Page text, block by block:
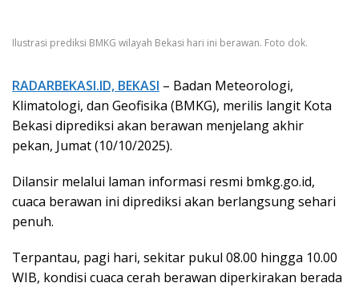
Ilustrasi prediksi BMKG wilayah Bekasi hari ini berawan. Foto dok.
RADARBEKASI.ID, BEKASI – Badan Meteorologi,
Klimatologi, dan Geofisika (BMKG), merilis langit Kota
Bekasi diprediksi akan berawan menjelang akhir
pekan, Jumat (10/10/2025).
Dilansir melalui laman informasi resmi bmkg.go.id,
cuaca berawan ini diprediksi akan berlangsung sehari
penuh.
Terpantau, pagi hari, sekitar pukul 08.00 hingga 10.00
WIB, kondisi cuaca cerah berawan diperkirakan berada